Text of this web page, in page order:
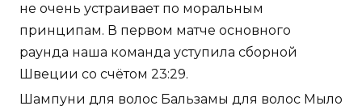
не очень устраивает по моральным
принципам. В первом матче основного
раунда наша команда уступила сборной
Швеции со счётом 23:29.
Шампуни для волос Бальзамы для волос Мыло